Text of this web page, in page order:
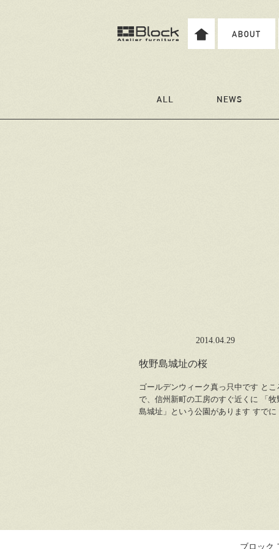
ALL NEWS
2014.04.29
牧野島城址の桜
ゴールデンウィーク真っ只中です とこ
で、信州新町の工房のすぐ近くに 「牧
島城址」という公園があります すでに
ブロック